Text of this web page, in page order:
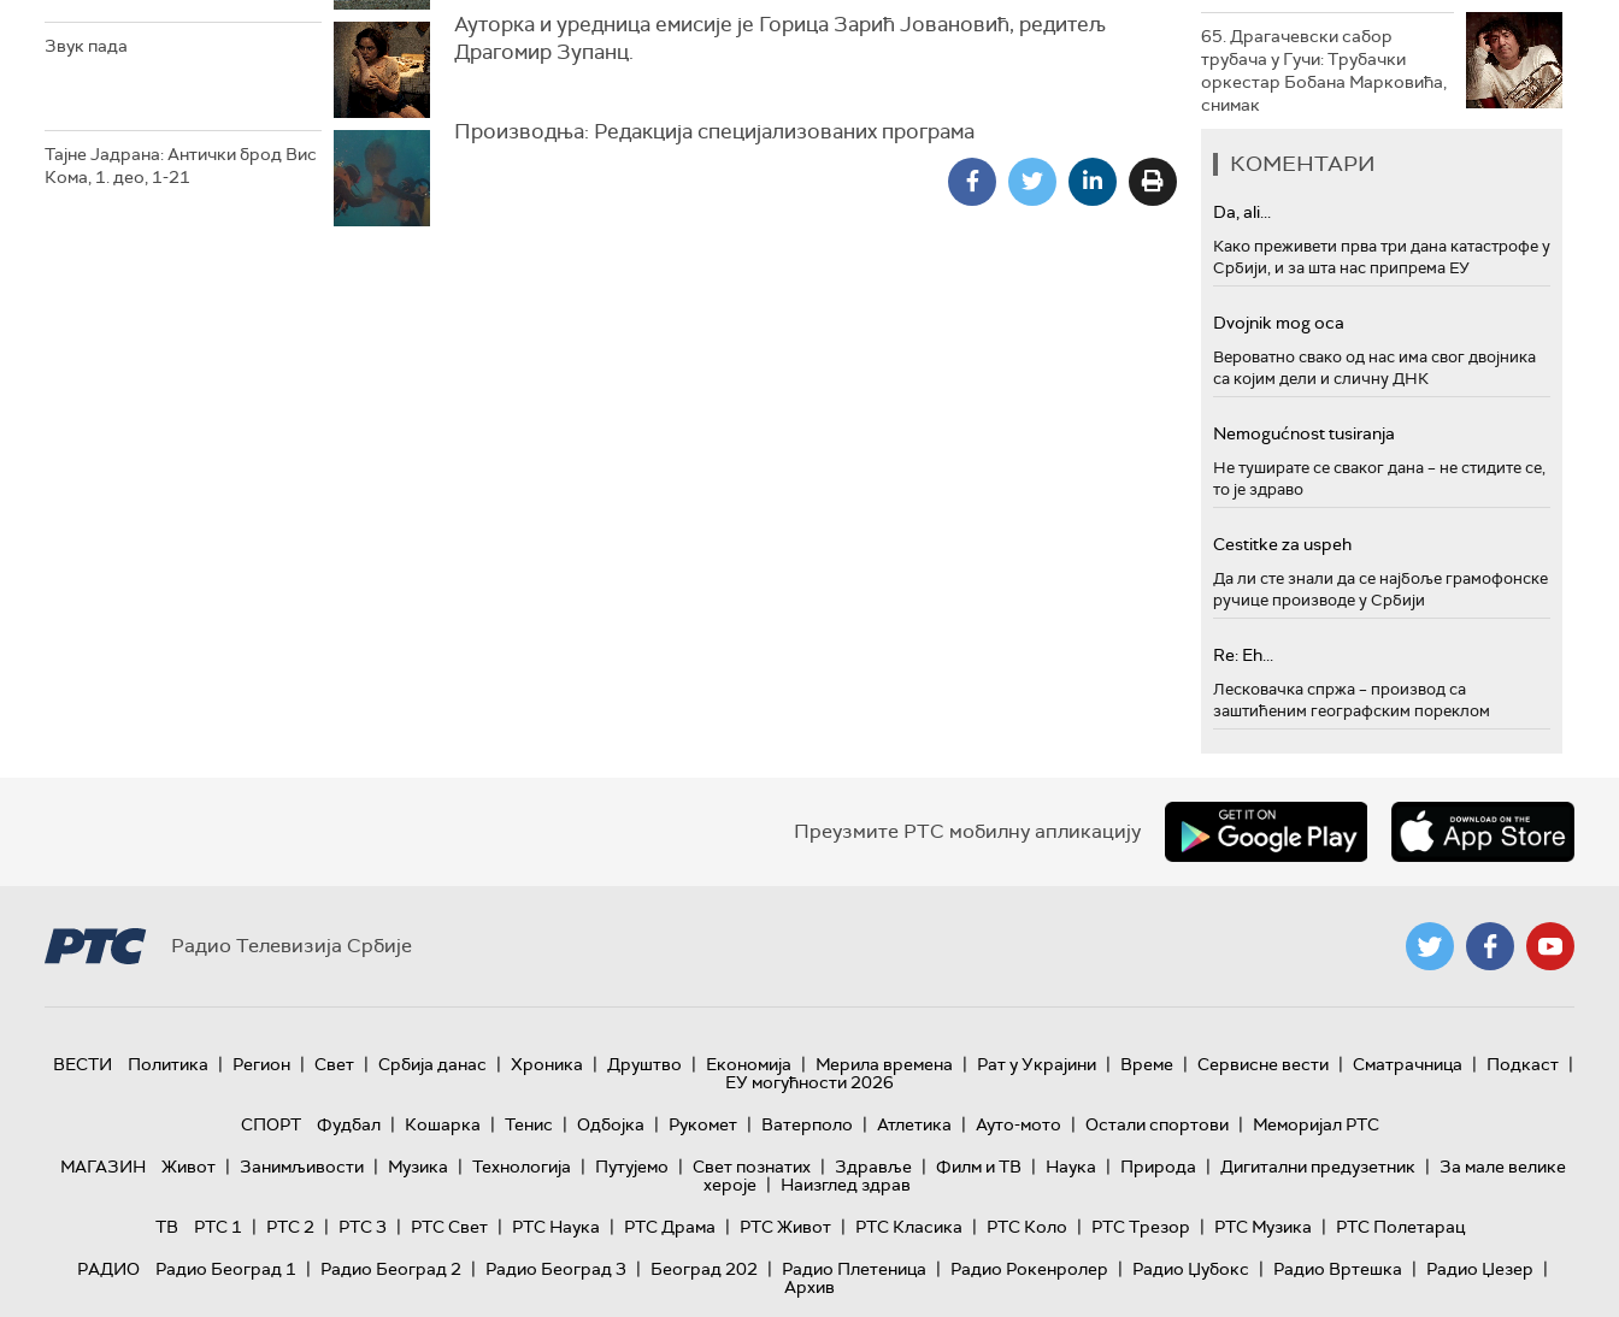
Звук пада
Тајне Јадрана: Антички брод Вис
Кома, 1. део, 1-21
Ауторка и уредница емисије је Горица Зарић Јовановић, редитељ
Драгомир Зупанц.
Производња: Редакција специјализованих програма
65. Драгачевски сабор
трубача у Гучи: Трубачки
оркестар Бобана Марковића,
снимак
КОМЕНТАРИ
Da, ali...
Како преживети прва три дана катастрофе у
Србији, и за шта нас припрема ЕУ
Dvojnik mog oca
Вероватно свако од нас има свог двојника
са којим дели и сличну ДНК
Nemogućnost tusiranja
Не туширате се сваког дана – не стидите се,
то је здраво
Cestitke za uspeh
Да ли сте знали да се најбоље грамофонске
ручице производе у Србији
Re: Eh...
Лесковачка спржа – производ са
заштићеним географским пореклом
Преузмите РТС мобилну апликацију
Радио Телевизија Србије
ВЕСТИ Политика | Регион | Свет | Србија данас | Хроника | Друштво | Економија | Мерила времена | Рат у Украјини | Време | Сервисне вести | Сматрачница | Подкаст |
ЕУ могућности 2026
СПОРТ
Фудбал | Кошарка | Тенис | Одбојка | Рукомет | Ватерполо | Атлетика | Ауто-мото | Остали спортови | Меморијал РТС
МАГАЗИН
Живот | Занимљивости | Музика | Технологијa | Путујемо | Свет познатих | Здравље | Филм и ТВ | Наука | Природа | Дигитални предузетник | За мале велике
хероје | Наизглед здрав
ТВ
РТС 1 | РТС 2 | РТС 3 | РТС Свет | РТС Наука | РТС Драма | РТС Живот | РТС Класика | РТС Коло | РТС Трезор | РТС Музика | РТС Полетарац
РАДИО
Радио Београд 1 | Радио Београд 2 | Радио Београд 3 | Београд 202 | Радио Плетеница | Радио Рокенролер | Радио Џубокс | Радио Вртешка | Радио Џезер |
Архив